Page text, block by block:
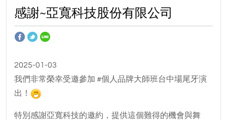
感謝~亞寬科技股份有限公司
2025-01-03
我們非常榮幸受邀參加 #個人品牌大師班台中場尾牙演
出！
特別感謝亞寬科技的邀約，提供這個難得的機會與舞